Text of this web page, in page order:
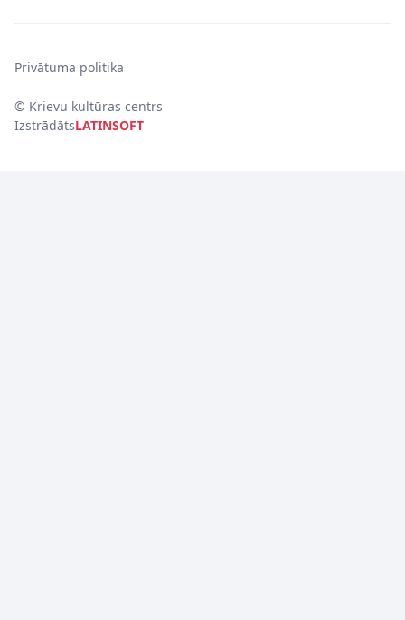
© Krievu kultūras centrs
IzstrādātsLATINSOFT
Privātuma politika